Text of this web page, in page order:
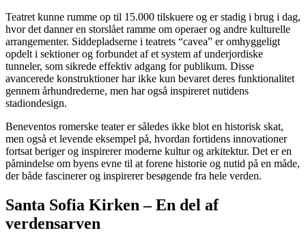
Teatret kunne rumme op til 15.000 tilskuere og er stadig i brug i dag,
hvor det danner en storslået ramme om operaer og andre kulturelle
arrangementer. Siddepladserne i teatrets “cavea” er omhyggeligt
opdelt i sektioner og forbundet af et system af underjordiske
tunneler, som sikrede effektiv adgang for publikum. Disse
avancerede konstruktioner har ikke kun bevaret deres funktionalitet
gennem århundrederne, men har også inspireret nutidens
stadiondesign.
Beneventos romerske teater er således ikke blot en historisk skat,
men også et levende eksempel på, hvordan fortidens innovationer
fortsat beriger og inspirerer moderne kultur og arkitektur. Det er en
påmindelse om byens evne til at forene historie og nutid på en måde,
der både fascinerer og inspirerer besøgende fra hele verden.
Santa Sofia Kirken – En del af
verdensarven